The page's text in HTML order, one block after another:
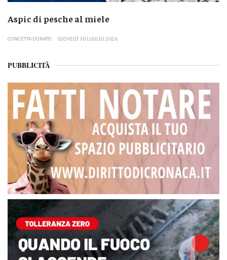
Aspic di pesche al miele
CONCETTA DONATO GIOVEDÌ 30 LUGLIO 2026
PUBBLICITÀ